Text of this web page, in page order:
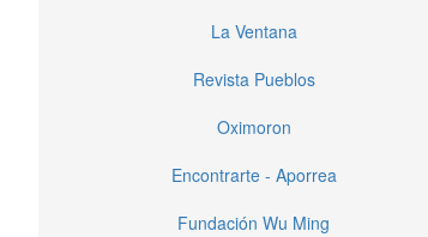
La Ventana
Revista Pueblos
Oximoron
Encontrarte - Aporrea
Fundación Wu Ming